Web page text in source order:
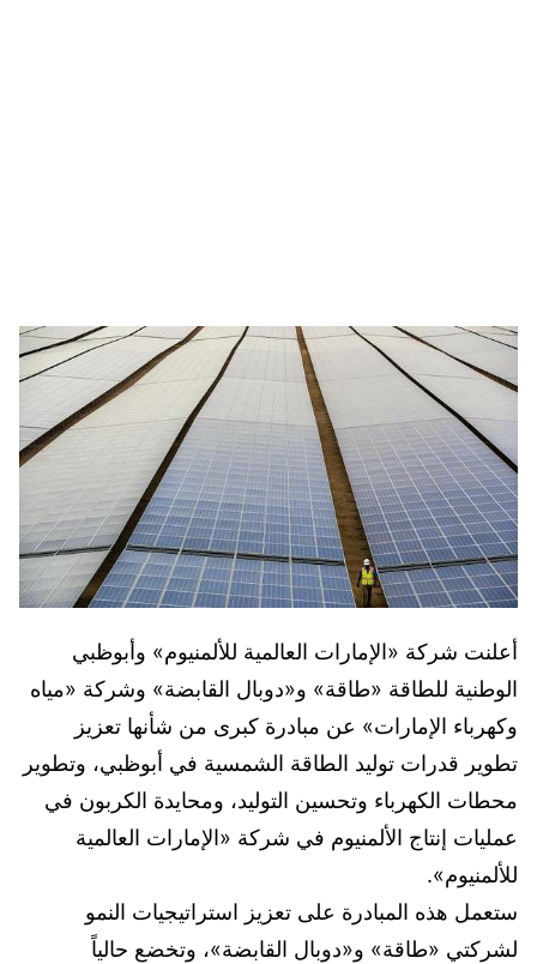
أعلنت شركة «الإمارات العالمية للألمنيوم» وأبوظبي
الوطنية للطاقة «طاقة» و«دوبال القابضة» وشركة «مياه
وكهرباء الإمارات» عن مبادرة كبرى من شأنها تعزيز
تطوير قدرات توليد الطاقة الشمسية في أبوظبي، وتطوير
محطات الكهرباء وتحسين التوليد، ومحايدة الكربون في
عمليات إنتاج الألمنيوم في شركة «الإمارات العالمية
للألمنيوم».
ستعمل هذه المبادرة على تعزيز استراتيجيات النمو
لشركتي «طاقة» و«دوبال القابضة»، وتخضع حالياً